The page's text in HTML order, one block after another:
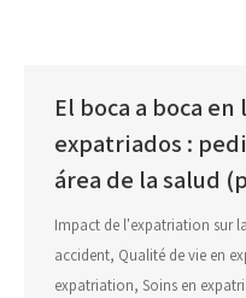
El boca a boca
expatriados :
área de la salud
Impact de l'expatriation sur
accident, Qualité de vie en
expatriation, Soins en